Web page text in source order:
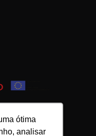
ótima
analisar